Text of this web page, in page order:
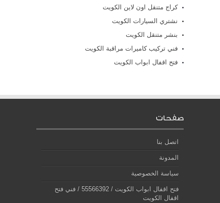
كراج متنقل اون لاين الكويت
نشتري السيارات الكويت
بنشر متنقل الكويت
فني تركيب كاميرات مراقبة الكويت
فتح اقفال ابواب الكويت
صفحات
اتصل بنا
المدونة
سياسة الخصوصية
فتح اقفال ابواب الكويت / 55566392 / فني فتح
اقفال الكويت